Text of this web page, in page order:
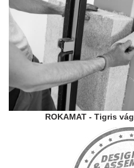
ROKAMAT - Tigris